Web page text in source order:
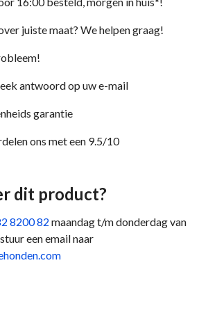
juiste maat? We helpen graag!
antwoord op uw e-mail
garantie
ons met een 9.5/10
dit product?
8200 82 maandag t/m donderdag van
een email naar